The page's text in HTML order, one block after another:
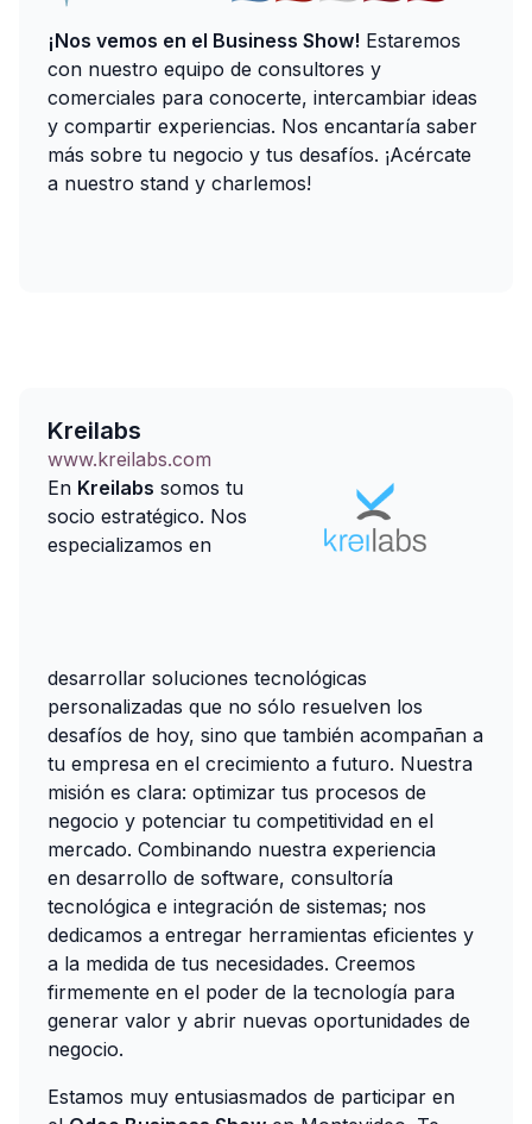
¡Nos vemos en el Business Show! Estaremos
con nuestro equipo de consultores y
comerciales para conocerte, intercambiar ideas
y compartir experiencias. Nos encantaría saber
más sobre tu negocio y tus desafíos. ¡Acércate
a nuestro stand y charlemos!
Kreilabs
www.kreilabs.com
En Kreilabs somos tu
socio estratégico. Nos
especializamos en
desarrollar soluciones tecnológicas
personalizadas que no sólo resuelven los
desafíos de hoy, sino que también acompañan a
tu empresa en el crecimiento a futuro. Nuestra
misión es clara: optimizar tus procesos de
negocio y potenciar tu competitividad en el
mercado. Combinando nuestra experiencia
en desarrollo de software, consultoría
tecnológica e integración de sistemas; nos
dedicamos a entregar herramientas eficientes y
a la medida de tus necesidades. Creemos
firmemente en el poder de la tecnología para
generar valor y abrir nuevas oportunidades de
negocio.
Estamos muy entusiasmados de participar en